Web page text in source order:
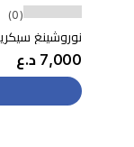
(0)
نوروشينغ سيكريت من
7,000 د.ع